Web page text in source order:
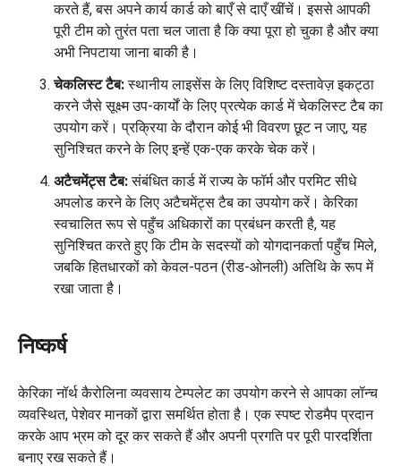
करते हैं, बस अपने कार्य कार्ड को बाएँ से दाएँ खींचें। इससे आपकी
पूरी टीम को तुरंत पता चल जाता है कि क्या पूरा हो चुका है और क्या
अभी निपटाया जाना बाकी है।
चेकलिस्ट टैब:स्थानीय लाइसेंस के लिए विशिष्ट दस्तावेज़ इकट्ठा
करने जैसे सूक्ष्म उप-कार्यों के लिए प्रत्येक कार्ड में चेकलिस्ट टैब का
उपयोग करें। प्रक्रिया के दौरान कोई भी विवरण छूट न जाए, यह
सुनिश्चित करने के लिए इन्हें एक-एक करके चेक करें।
अटैचमेंट्स टैब:संबंधित कार्ड में राज्य के फॉर्म और परमिट सीधे
अपलोड करने के लिए अटैचमेंट्स टैब का उपयोग करें। केरिका
स्वचालित रूप से पहुँच अधिकारों का प्रबंधन करती है, यह
सुनिश्चित करते हुए कि टीम के सदस्यों को योगदानकर्ता पहुँच मिले,
जबकि हितधारकों को केवल-पठन (रीड-ओनली) अतिथि के रूप में
रखा जाता है।
निष्कर्ष
केरिका नॉर्थ कैरोलिना व्यवसाय टेम्पलेट का उपयोग करने से आपका लॉन्च
व्यवस्थित, पेशेवर मानकों द्वारा समर्थित होता है। एक स्पष्ट रोडमैप प्रदान
करके आप भ्रम को दूर कर सकते हैं और अपनी प्रगति पर पूरी पारदर्शिता
बनाए रख सकते हैं।